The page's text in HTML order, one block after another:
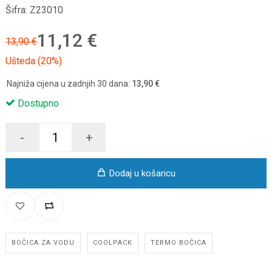
Šifra: Z23010
13,90 €11,12 €
Ušteda (20%)
Najniža cijena u zadnjih 30 dana: 13,90 €
Dostupno
- +
Dodaj u košaricu
BOČICA ZA VODU COOLPACK TERMO BOČICA